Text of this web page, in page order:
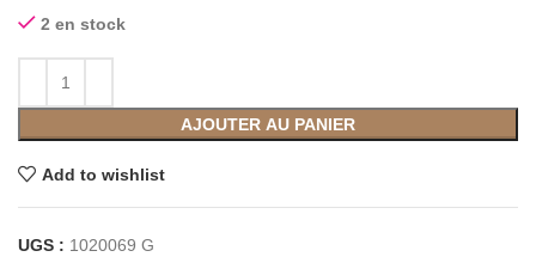
2 en stock
AJOUTER AU PANIER
Add to wishlist
UGS : 1020069 G